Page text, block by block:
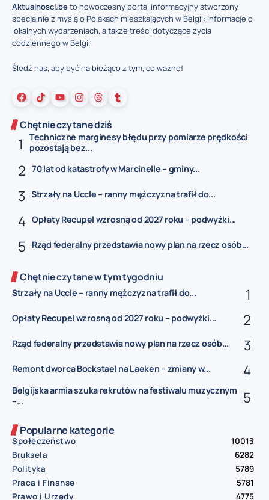
Aktualnosci.beto nowoczesny portal informacyjny stworzony
specjalnie z myślą o Polakach mieszkających w Belgii: informacje o
lokalnych wydarzeniach, a także treści dotyczące życia
codziennego w Belgii.
Śledź nas, aby być na bieżąco z tym, co ważne!
Chętnie czytane dziś
Techniczne marginesy błędu przy pomiarze prędkości
pozostają bez...
70 lat od katastrofy w Marcinelle – gminy...
Strzały na Uccle – ranny mężczyzna trafił do...
Opłaty Recupel wzrosną od 2027 roku – podwyżki...
Rząd federalny przedstawia nowy plan na rzecz osób...
Chętnie czytane w tym tygodniu
Strzały na Uccle – ranny mężczyzna trafił do...
Opłaty Recupel wzrosną od 2027 roku – podwyżki...
Rząd federalny przedstawia nowy plan na rzecz osób...
Remont dworca Bockstael na Laeken – zmiany w...
Belgijska armia szuka rekrutów na festiwalu muzycznym
–...
Popularne kategorie
Społeczeństwo
10013
Bruksela
6282
Polityka
5789
Praca i Finanse
5781
Prawo i Urzędy
4775